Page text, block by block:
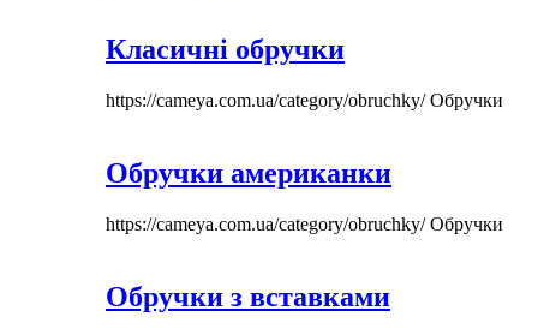
Класичні обручки
https://cameya.com.ua/category/obruchky/Обручки
Обручки американки
https://cameya.com.ua/category/obruchky/Обручки
Обручки з вставками